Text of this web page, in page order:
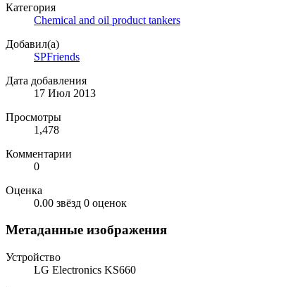
Категория
Chemical and oil product tankers
Добавил(а)
SPFriends
Дата добавления
17 Июл 2013
Просмотры
1,478
Комментарии
0
Оценка
0.00 звёзд 0 оценок
Метаданные изображения
Устройство
LG Electronics KS660